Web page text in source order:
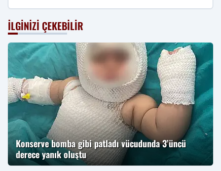
İLGINIZI ÇEKEBILIR
Konserve bomba gibi patladı vücudunda 3’üncü
derece yanık oluştu